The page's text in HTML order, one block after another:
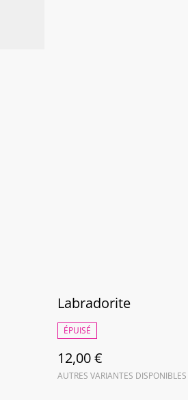
Labradorite
ÉPUISÉ
12,00 €
AUTRES VARIANTES DISPONIBLES